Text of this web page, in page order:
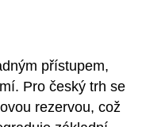
přístupem,
Pro český trh se
rezervou, což